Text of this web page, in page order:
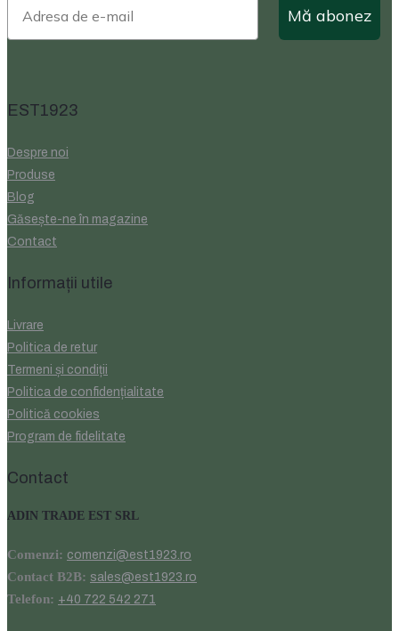
Mă abonez
EST1923
Despre noi
Produse
Blog
Găsește-ne în magazine
Contact
Informații utile
Livrare
Politica de retur
Termeni și condiții
Politica de confidențialitate
Politică cookies
Program de fidelitate
Contact
ADIN TRADE EST SRL
Comenzi: comenzi@est1923.ro
Contact B2B: sales@est1923.ro
Telefon: +40 722 542 271